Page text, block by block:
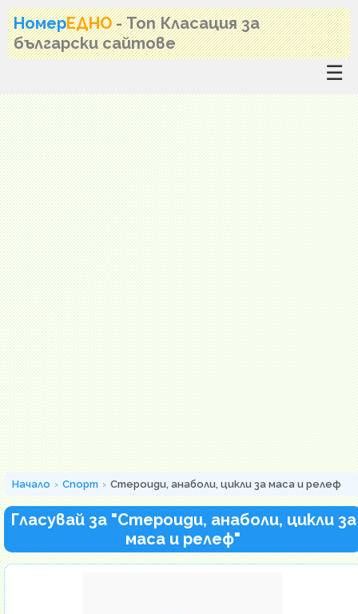
НомерЕДНО - Топ Класация за
български сайтове
☰
Начало Спорт Стероиди, анаболи, цикли за маса и релеф
Гласувай за "Стероиди, анаболи, цикли за
маса и релеф"